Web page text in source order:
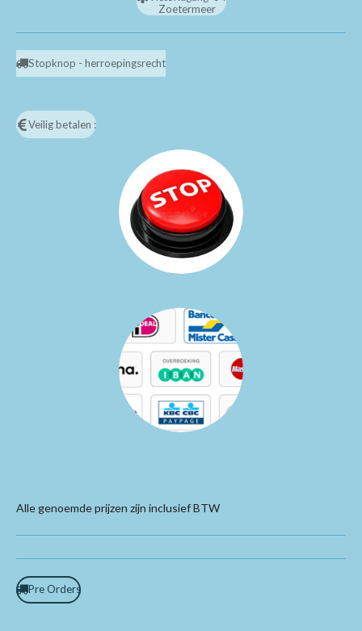
Zoetermeer
Stopknop - herroepingsrecht
Veilig betalen :
Alle genoemde prijzen zijn inclusief BTW
Pre Orders